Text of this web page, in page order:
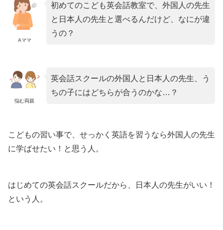
Aママ
初めてのこども英会話教室で、外国人の先生
と日本人の先生と選べるんだけど、なにが違
うの？
悩む両親
英会話スクールの外国人と日本人の先生、う
ちの子にはどちらが合うのかな…？
こどもの習い事で、せっかく英語を習うなら外国人の先生
に学ばせたい！と思う人。
はじめての英会話スクールだから、日本人の先生がいい！
という人。